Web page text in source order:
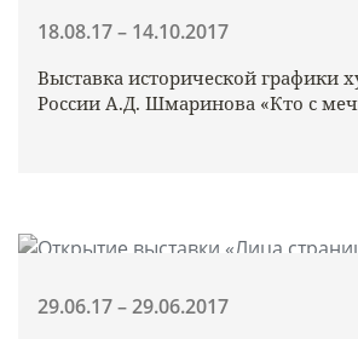
18.08.17 – 14.10.2017
Выставка исторической графики
России А.Д. Шмаринова «Кто с
29.06.17 – 29.06.2017